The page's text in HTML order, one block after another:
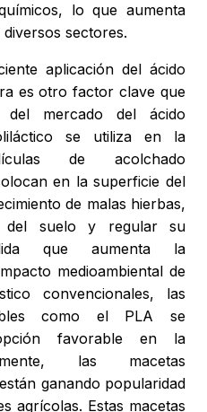
lo que aumenta
sectores.
aplicación del ácido
es otro factor clave que
del mercado del ácido
se utiliza en la
de acolchado
en la superficie del
de malas hierbas,
del suelo y regular su
que aumenta la
medioambiental de
convencionales, las
como el PLA se
favorable en la
las macetas
ganando popularidad
agrícolas. Estas macetas